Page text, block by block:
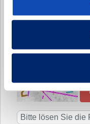
Bitte senden Sie